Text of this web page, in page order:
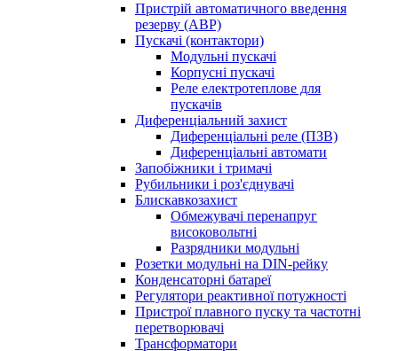
Пристрій автоматичного введення
резерву (АВР)
Пускачі (контактори)
Модульні пускачі
Корпусні пускачі
Реле електротеплове для
пускачів
Диференціальний захист
Диференціальні реле (ПЗВ)
Диференціальні автомати
Запобіжники і тримачі
Рубильники і роз'єднувачі
Блискавкозахист
Обмежувачі перенапруг
високовольтні
Разрядники модульні
Розетки модульні на DIN-рейку
Конденсаторні батареї
Регулятори реактивної потужності
Пристрої плавного пуску та частотні
перетворювачі
Трансформатори